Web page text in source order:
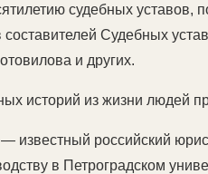
судебных
составителей Судебных
и других.
историй из жизни людей
российский
в Петроградском